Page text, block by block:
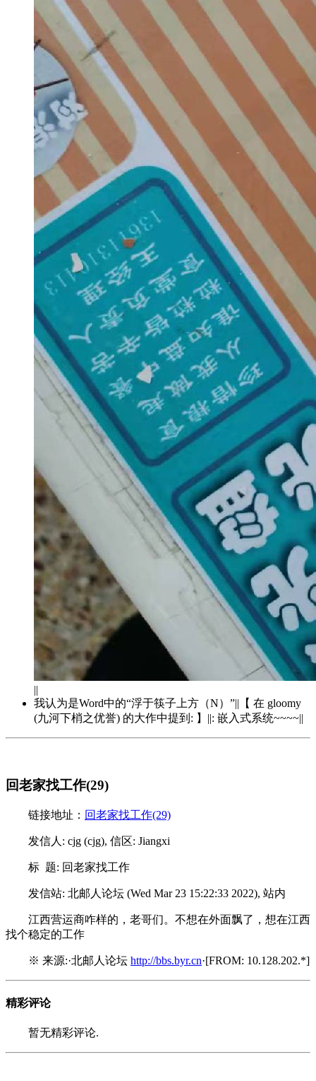
||
我认为是Word中的“浮于筷子上方（N）”||【 在 gloomy
(九河下梢之优誉) 的大作中提到: 】||: 嵌入式系统~~~~||
回老家找工作(29)
链接地址： 回老家找工作(29)
发信人: cjg (cjg), 信区: Jiangxi
标 题: 回老家找工作
发信站: 北邮人论坛 (Wed Mar 23 15:22:33 2022), 站内
江西营运商咋样的，老哥们。不想在外面飘了，想在江西
找个稳定的工作
※ 来源:·北邮人论坛 http://bbs.byr.cn·[FROM: 10.128.202.*]
精彩评论
暂无精彩评论.